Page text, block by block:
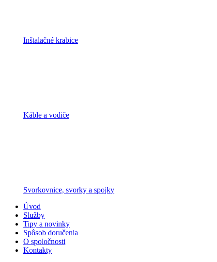
Inštalačné krabice
Káble a vodiče
Svorkovnice, svorky a spojky
Úvod
Služby
Tipy a novinky
Spôsob doručenia
O spoločnosti
Kontakty